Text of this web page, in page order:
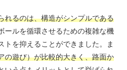
れるのは、構造がシンプルである
ールを循環させるための複雑な機
トを抑えることができました。ま
の遊び）が比較的大きく、路面か